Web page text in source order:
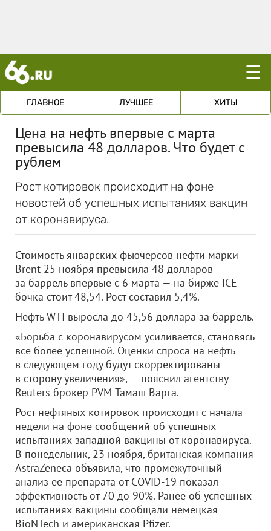
☰
ГЛАВНОЕ ЛУЧШЕЕ ХИТЫ
Цена на нефть впервые с марта
превысила 48 долларов. Что будет с
рублем
Рост котировок происходит на фоне
новостей об успешных испытаниях вакцин
от коронавируса.
Стоимость январских фьючерсов нефти марки
Brent 25 ноября превысила 48 долларов
за баррель впервые с 6 марта — на бирже ICE
бочка стоит 48,54. Рост составил 5,4%.
Нефть WTI выросла до 45,56 доллара за баррель.
«Борьба с коронавирусом усиливается, становясь
все более успешной. Оценки спроса на нефть
в следующем году будут скорректированы
в сторону увеличения», — пояснил агентству
Reuters брокер PVM Тамаш Варга.
Рост нефтяных котировок происходит с начала
недели на фоне сообщений об успешных
испытаниях западной вакцины от коронавируса.
В понедельник, 23 ноября, британская компания
AstraZeneca объявила, что промежуточный
анализ ее препарата от COVID-19 показал
эффективность от 70 до 90%. Ранее об успешных
испытаниях вакцины сообщали немецкая
BioNTech и американская Pfizer.